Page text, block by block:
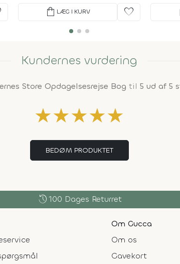
shopping_bag LÆG I KURV favorite
Kundernes vurdering
Store Opdagelsesrejse Bog til 5 ud af 5
★★★★★
BEDØM PRODUKTET
history 100 Dages Returret
Om Gucca
Om os
Gavekort